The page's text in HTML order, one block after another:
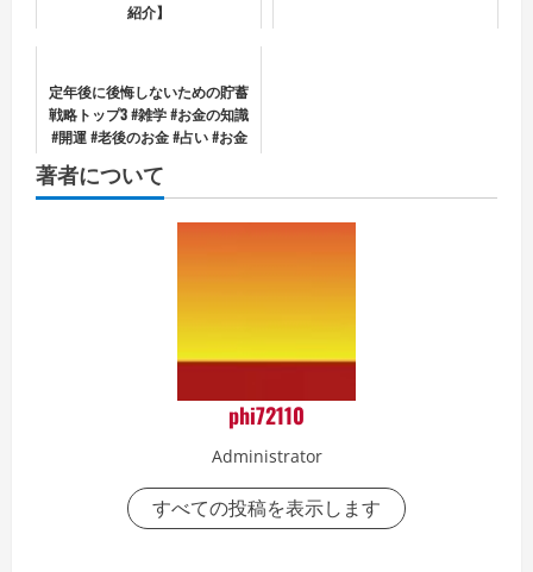
紹介】
定年後に後悔しないための貯蓄
戦略トップ3 #雑学 #お金の知識
#開運 #老後のお金 #占い #お金
後＃セカンドライフ
著者について
phi72110
Administrator
すべての投稿を表示します